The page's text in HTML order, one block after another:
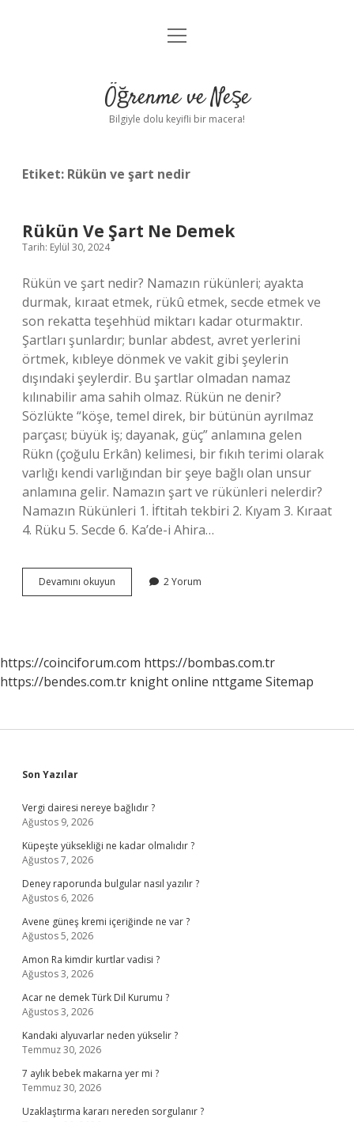
Anasayfa
Yasal Uyarı
menüyü
Öğrenme ve Neşe
Bilgiyle dolu keyifli bir macera!
Etiket: Rükün ve şart nedir
Rükün Ve Şart Ne Demek
Tarih: Eylül 30, 2024
Rükün ve şart nedir? Namazın rükünleri; ayakta
durmak, kıraat etmek, rükû etmek, secde etmek ve
son rekatta teşehhüd miktarı kadar oturmaktır.
Şartları şunlardır; bunlar abdest, avret yerlerini
örtmek, kıbleye dönmek ve vakit gibi şeylerin
dışındaki şeylerdir. Bu şartlar olmadan namaz
kılınabilir ama sahih olmaz. Rükün ne denir?
Sözlükte “köşe, temel direk, bir bütünün ayrılmaz
parçası; büyük iş; dayanak, güç” anlamına gelen
Rükn (çoğulu Erkân) kelimesi, bir fıkıh terimi olarak
varlığı kendi varlığından bir şeye bağlı olan unsur
anlamına gelir. Namazın şart ve rükünleri nelerdir?
Namazın Rükünleri 1. İftitah tekbiri 2. Kıyam 3. Kıraat
4. Rüku 5. Secde 6. Ka’de-i Ahira…
Devamını okuyun
Ve
2 Yorum
https://coinciforum.com https://bombas.com.tr
https://bendes.com.tr knight online nttgame Sitemap
Sidebar
Son Yazılar
Vergi dairesi nereye bağlıdır ?
Ağustos 9, 2026
Küpeşte yüksekliği ne kadar olmalıdır ?
Ağustos 7, 2026
Deney raporunda bulgular nasıl yazılır ?
Ağustos 6, 2026
Avene güneş kremi içeriğinde ne var ?
Ağustos 5, 2026
Amon Ra kimdir kurtlar vadisi ?
Ağustos 3, 2026
Acar ne demek Türk Dil Kurumu ?
Ağustos 3, 2026
Kandaki alyuvarlar neden yükselir ?
Temmuz 30, 2026
7 aylık bebek makarna yer mi ?
Temmuz 30, 2026
Uzaklaştırma kararı nereden sorgulanır ?